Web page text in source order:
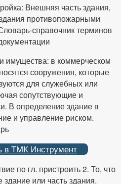
Внешняя часть здания,
противопожарными
справочник терминов
имущества: в коммерческом
сооружения, которые
для служебных или
сопутствующие и
В определение здание в
и управление риском.
в ТМК Инструмент
по гл. пристроить 2. То, что
или часть здания.